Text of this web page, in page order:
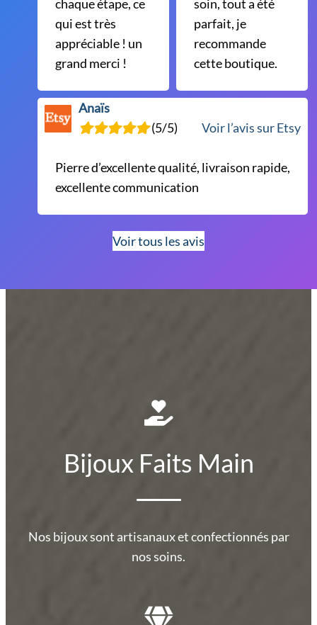
chaque étape, ce
qui est très
appréciable ! un
grand merci !
soin, tout a été
parfait, je
recommande
cette boutique.
Anaïs
(5/5)
Voir l’avis sur Etsy
Pierre d’excellente qualité, livraison rapide,
excellente communication
Voir tous les avis
Bijoux Faits Main
Nos bijoux sont artisanaux et confectionnés par
nos soins.